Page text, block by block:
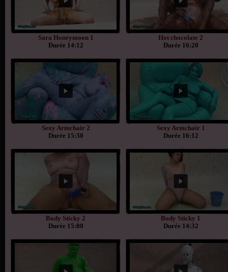
Sara Honeymoon 1
Durée 14:12
Hot chocolate 2
Durée 16:20
Sexy Armchair 2
Durée 15:38
Sexy Armchair 1
Durée 16:12
Body Sticky 2
Durée 15:00
Body Sticky 1
Durée 14:32